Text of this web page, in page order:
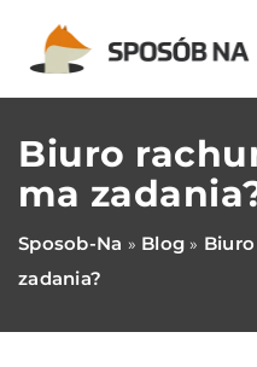
Biuro
ma
Sposob-Na » Blog »
zadania?